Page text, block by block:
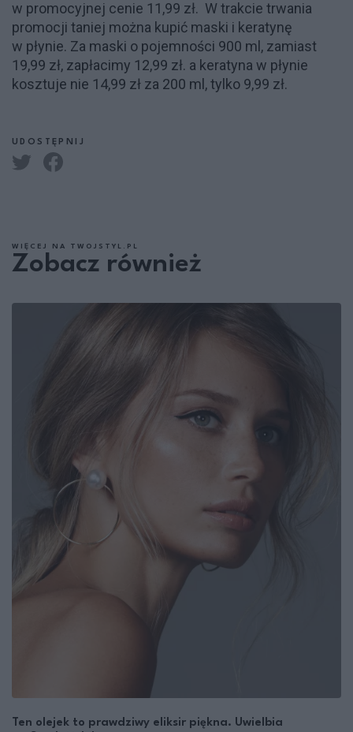
w promocyjnej cenie 11,99 zł. W trakcie trwania
promocji taniej można kupić maski i keratynę
w płynie. Za maski o pojemności 900 ml, zamiast
19,99 zł, zapłacimy 12,99 zł. a keratyna w płynie
kosztuje nie 14,99 zł za 200 ml, tylko 9,99 zł.
UDOSTĘPNIJ
WIĘCEJ NA TWOJSTYL.PL
Zobacz również
Ten olejek to prawdziwy eliksir piękna. Uwielbia